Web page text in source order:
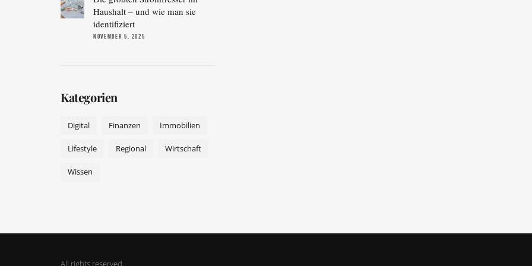
Haushalt – und wie man sie
identifiziert
NOVEMBER 5, 2025
Kategorien
Digital Finanzen Immobilien
Lifestyle Regional Wirtschaft
Wissen
All rights reserved.